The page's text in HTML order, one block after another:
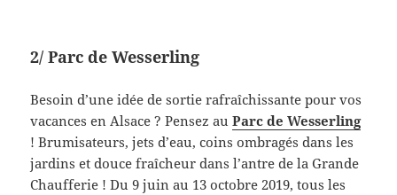
2/ Parc de Wesserling
Besoin d’une idée de sortie rafraîchissante pour vos
vacances en Alsace ? Pensez auParc de Wesserling
! Brumisateurs, jets d’eau, coins ombragés dans les
jardins et douce fraîcheur dans l’antre de la Grande
Chaufferie ! Du 9 juin au 13 octobre 2019, tous les